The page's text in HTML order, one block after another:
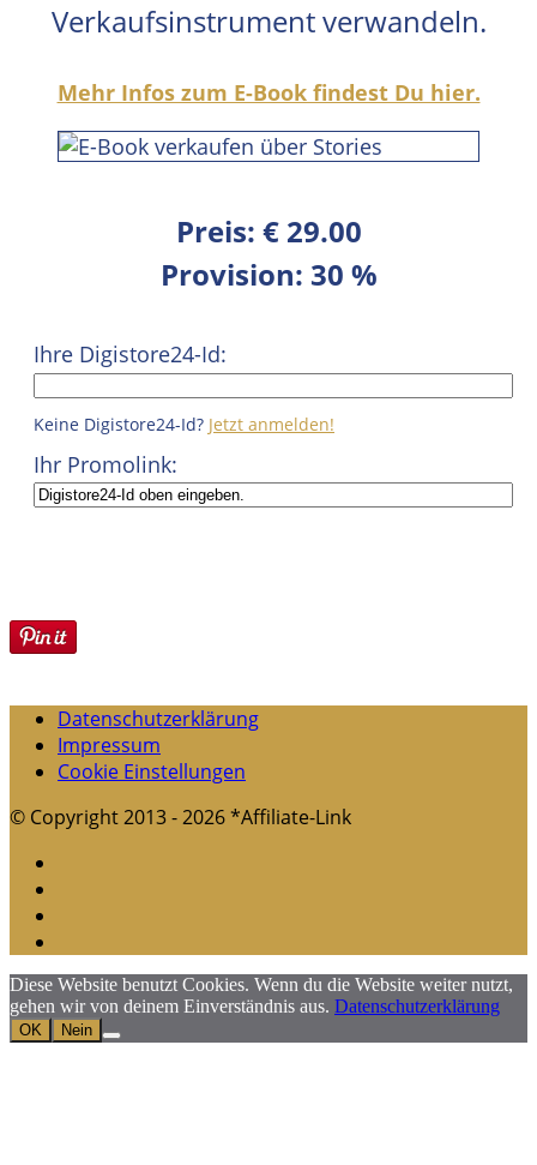
Verkaufsinstrument verwandeln.
Mehr Infos zum E-Book findest Du hier.
Preis: € 29.00
Provision: 30 %
Ihre Digistore24-Id:
Keine Digistore24-Id? Jetzt anmelden!
Ihr Promolink:
Datenschutzerklärung
Impressum
Cookie Einstellungen
© Copyright 2013 - 2026 *Affiliate-Link
Diese Website benutzt Cookies. Wenn du die Website weiter nutzt,
gehen wir von deinem Einverständnis aus. Datenschutzerklärung
OK Nein